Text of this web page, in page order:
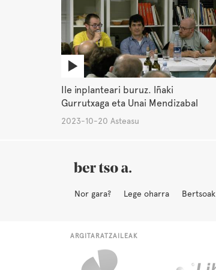
Ile inplanteari buruz. Iñaki
Gurrutxaga eta Unai Mendizabal
2023-10-20 Asteasu
Nor gara? Lege oharra Bertsoak
ARGITARATZAILEAK